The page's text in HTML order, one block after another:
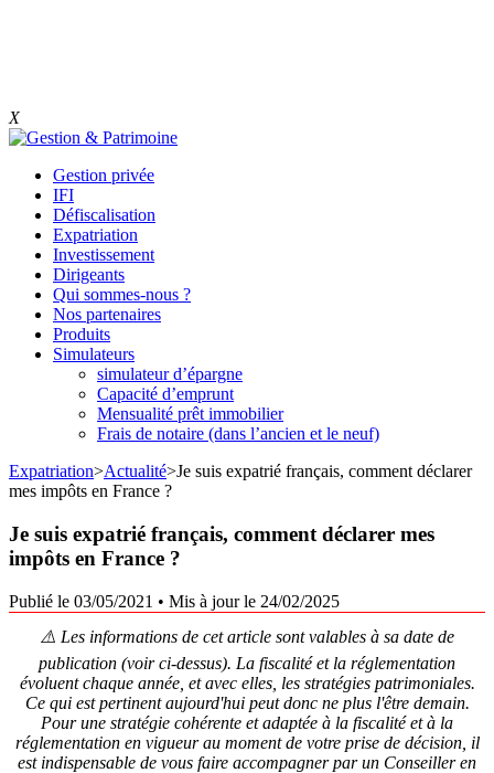
X
Gestion privée
IFI
Défiscalisation
Expatriation
Investissement
Dirigeants
Qui sommes-nous ?
Nos partenaires
Produits
Simulateurs
simulateur d’épargne
Capacité d’emprunt
Mensualité prêt immobilier
Frais de notaire (dans l’ancien et le neuf)
Expatriation>Actualité>Je suis expatrié français, comment déclarer
mes impôts en France ?
Je suis expatrié français, comment déclarer mes
impôts en France ?
Publié le 03/05/2021 • Mis à jour le 24/02/2025
⚠️ Les informations de cet article sont valables à sa date de
publication (voir ci-dessus). La fiscalité et la réglementation
évoluent chaque année, et avec elles, les stratégies patrimoniales.
Ce qui est pertinent aujourd'hui peut donc ne plus l'être demain.
Pour une stratégie cohérente et adaptée à la fiscalité et à la
réglementation en vigueur au moment de votre prise de décision, il
est indispensable de vous faire accompagner par un Conseiller en